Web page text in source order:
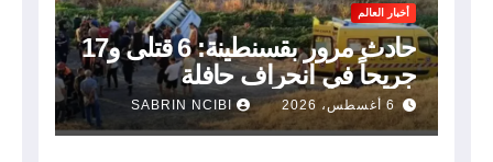
أخبار العالم
حادث مرور بقسنطينة: 6 قتلى و17
جريحاً في انحراف حافلة
6 أغسطس، 2026 SABRIN NCIBI